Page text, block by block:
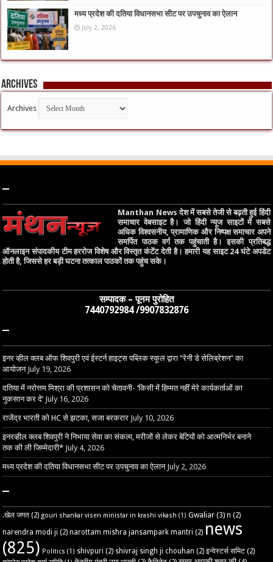
मध्य प्रदेश की दतिया विधानसभा सीट पर उपचुनाव का ऐलान
July 2, 2026
Archives
Archives
–
Manthan News देश में सबसे तेजी से बढ़ती हुई हिंदी
समाचार वेबसाइट है। जो हिंदी न्यूज साइटों में सबसे
अधिक विश्वसनीय, प्रामाणिक और निष्पक्ष समाचार अपने
समर्पित पाठक वर्ग तक पहुंचाती है। इसकी प्रतिबद्ध
ऑनलाइन संपादकीय टीम हररोज विशेष और विस्तृत कंटेंट देती है। हमारी यह साइट 24 घंटे अपडेट
होती है, जिससे हर बड़ी घटना तत्काल पाठकों तक पहुंच सके।
सम्पादक – पूनम पुरोहित
7440792984 /9907832876
–
इनर व्हील क्लब ऑफ शिवपुरी एवं ईस्टर्न हाइट्स पब्लिक स्कूल द्वारा “रेनी डे सेलिब्रेशन” का
आयोजन July 19, 2026
दतिया में नरोत्तम मिश्रा की प्रशासन को चेतावनी- ‘किसी में हिम्मत नहीं मेरे कार्यकर्ताओं का
नुकसान कर दे’ July 16, 2026
राजेंद्र भारती को HC से झटका, सजा बरकरार July 10, 2026
इनरव्हील क्लब शिवपुरी ने निभाया सेवा का संकल्प, मरीजों से लेकर बेटियों को आत्मनिर्भर बनाने
तक की ली जिम्मेदारी* July 4, 2026
मध्य प्रदेश की दतिया विधानसभा सीट पर उपचुनाव का ऐलान July 2, 2026
–
.खेल जगत (2) gouri shankar visen ministar in krashi vikash (1) Gwaliar (3) n (2)
narendra modi ji (2) narottam mishra jansampark mantri (2) news
(825) Politics (1) shivpuri (2) shivraj singh ji chouhan (2) इन्वेस्टर्स समिट (2)